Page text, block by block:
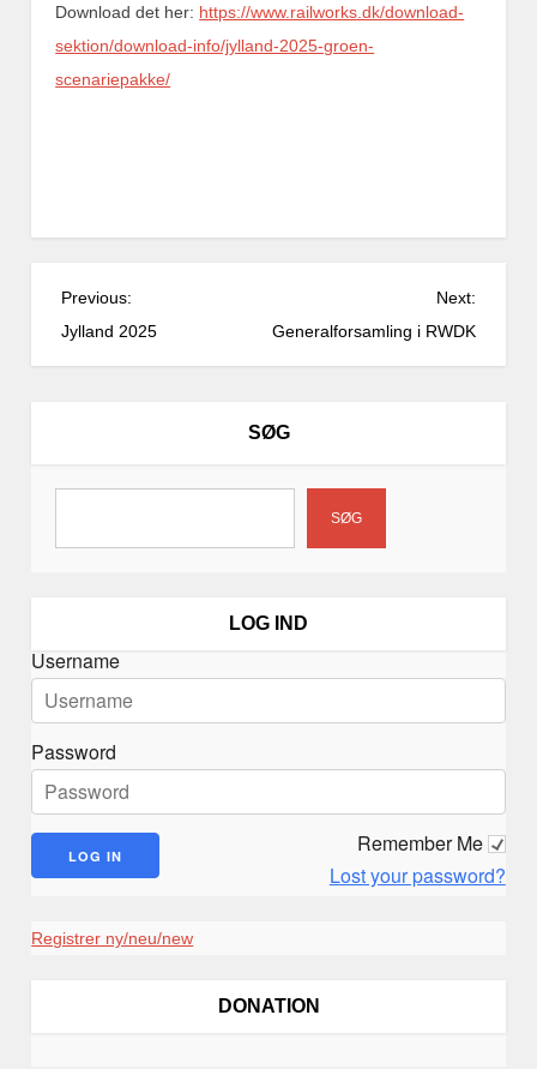
Download det her: https://www.railworks.dk/download-
sektion/download-info/jylland-2025-groen-
scenariepakke/
I
n
d
s
a
g
a
t
i
n
Previous:
Jylland 2025
Next:
Generalforsamling i RWDK
SØG
SØG
LOG IND
Username
Password
Remember Me
Lost your password?
Registrer ny/neu/new
DONATION